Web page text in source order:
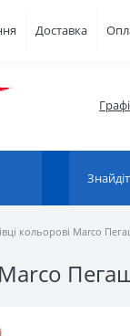
Доставка
кольорові Marco